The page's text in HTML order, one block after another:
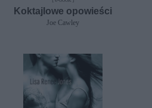
Koktajlowe opowieści
Joe Cawley